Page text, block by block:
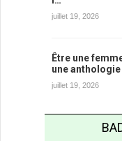
juillet 19, 2026
Être une
une
juillet 19, 2026